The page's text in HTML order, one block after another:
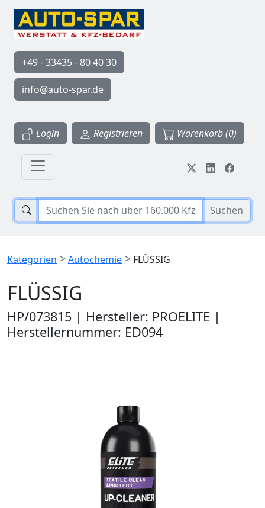
+49 - 33435 - 80 40 30
info@auto-spar.de
Login Registrieren Warenkorb (0)
Suchen
Kategorien >Autochemie > FLÜSSIG
FLÜSSIG
HP/073815 | Hersteller: PROELITE |
Herstellernummer: ED094